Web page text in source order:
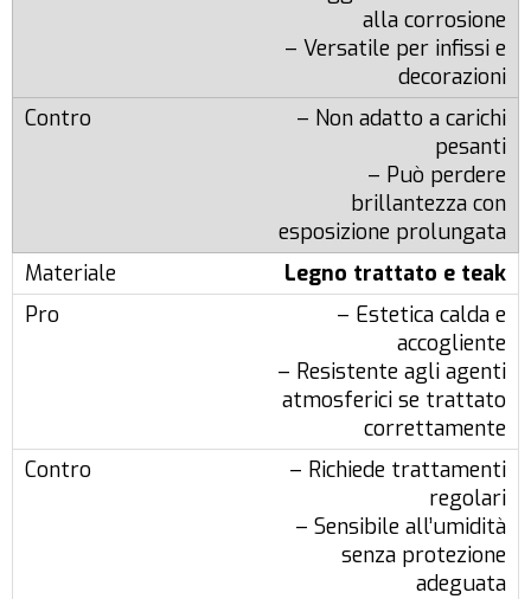
alla corrosione
– Versatile per infissi e
decorazioni
– Non adatto a carichi
pesanti
– Può perdere
brillantezza con
esposizione prolungata
Legno trattato e teak
– Estetica calda e
accogliente
– Resistente agli agenti
atmosferici se trattato
correttamente
– Richiede trattamenti
regolari
– Sensibile all’umidità
senza protezione
adeguata